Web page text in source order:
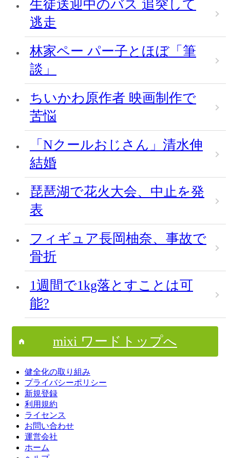
生徒送迎中のバス 追突して
逃走
林家ペー パー子とほぼ「筆
談」
ちいかわ原作者 映画制作で
苦悩
「Nクールおじさん」清水伸
結婚
琵琶湖で花火大会、中止を発
表
フィギュア長岡柚奈、事故で
骨折
1週間で1kg落とすことは可
能?
mixi ワードトップへ
健全化の取り組み
プライバシーポリシー
新規登録
利用規約
ライセンス
お問い合わせ
運営会社
ホーム